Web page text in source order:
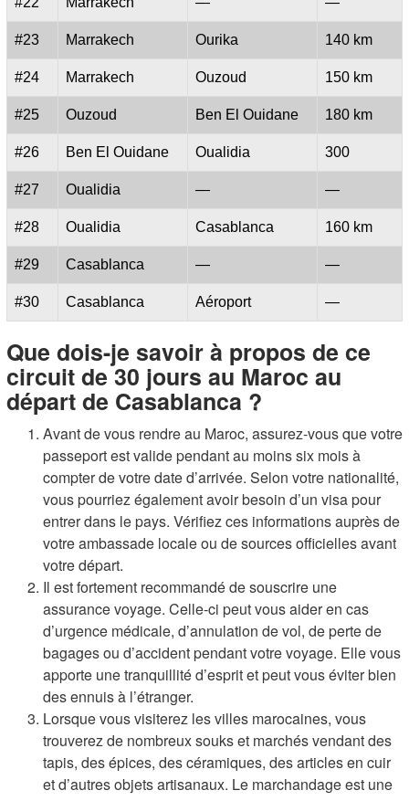
#23 Marrakech Ourika 140 km
#24 Marrakech Ouzoud 150 km
#25 Ouzoud Ben El Ouidane 180 km
#26 Ben El Ouidane Oualidia 300
#27 Oualidia — —
#28 Oualidia Casablanca 160 km
#29 Casablanca — —
#30 Casablanca Aéroport —
Que dois-je savoir à propos de ce
circuit de 30 jours au Maroc au
départ de Casablanca ?
Avant de vous rendre au Maroc, assurez-vous que votre
passeport est valide pendant au moins six mois à
compter de votre date d’arrivée. Selon votre nationalité,
vous pourriez également avoir besoin d’un visa pour
entrer dans le pays. Vérifiez ces informations auprès de
votre ambassade locale ou de sources officielles avant
votre départ.
Il est fortement recommandé de souscrire une
assurance voyage. Celle-ci peut vous aider en cas
d’urgence médicale, d’annulation de vol, de perte de
bagages ou d’accident pendant votre voyage. Elle vous
apporte une tranquillité d’esprit et peut vous éviter bien
des ennuis à l’étranger.
Lorsque vous visiterez les villes marocaines, vous
trouverez de nombreux souks et marchés vendant des
tapis, des épices, des céramiques, des articles en cuir
et d’autres objets artisanaux. Le marchandage est une